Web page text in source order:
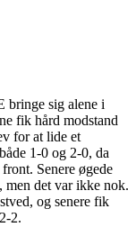
bringe sig alene i
fik hård modstand
for at lide et
1-0 og 2-0, da
Senere øgede
men det var ikke nok.
og senere fik
2.